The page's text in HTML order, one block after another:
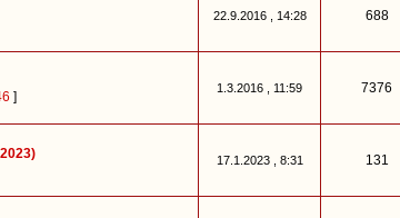
22.9.2016 , 14:28 688
]
1.3.2016 , 11:59 7376
17.1.2023 , 8:31 131